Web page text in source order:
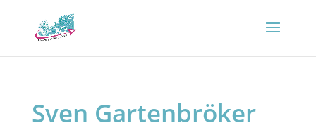
Sven Gartenbröker